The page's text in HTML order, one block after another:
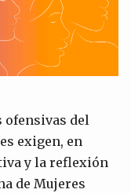
ofensivas del
exigen, en
y la reflexión
de Mujeres